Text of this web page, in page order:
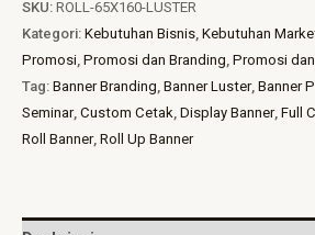
SKU: ROLL-65X160-LUSTER
Kategori: Kebutuhan Bisnis, Kebutuhan
Promosi, Promosi dan Branding, Promosi
Tag: Banner Branding, Banner Luster, Banner
Seminar, Custom Cetak, Display Banner, Full
Roll Banner, Roll Up Banner